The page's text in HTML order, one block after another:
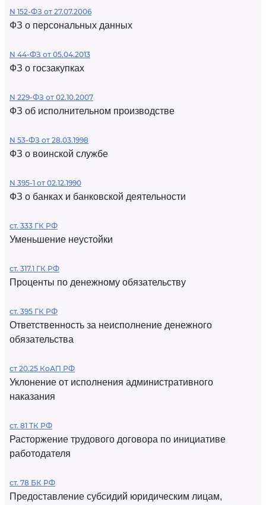
N 152-ФЗ от 27.07.2006
ФЗ о персональных данных
N 44-ФЗ от 05.04.2013
ФЗ о госзакупках
N 229-ФЗ от 02.10.2007
ФЗ об исполнительном производстве
N 53-ФЗ от 28.03.1998
ФЗ о воинской службе
N 395-1 от 02.12.1990
ФЗ о банках и банковской деятельности
ст. 333 ГК РФ
Уменьшение неустойки
ст. 317.1 ГК РФ
Проценты по денежному обязательству
ст. 395 ГК РФ
Ответственность за неисполнение денежного
обязательства
ст 20.25 КоАП РФ
Уклонение от исполнения административного
наказания
ст. 81 ТК РФ
Расторжение трудового договора по инициативе
работодателя
ст. 78 БК РФ
Предоставление субсидий юридическим лицам,